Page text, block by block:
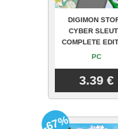
DIGIMON
CYBER
COMPLETE
PC
3.39 €
-67%